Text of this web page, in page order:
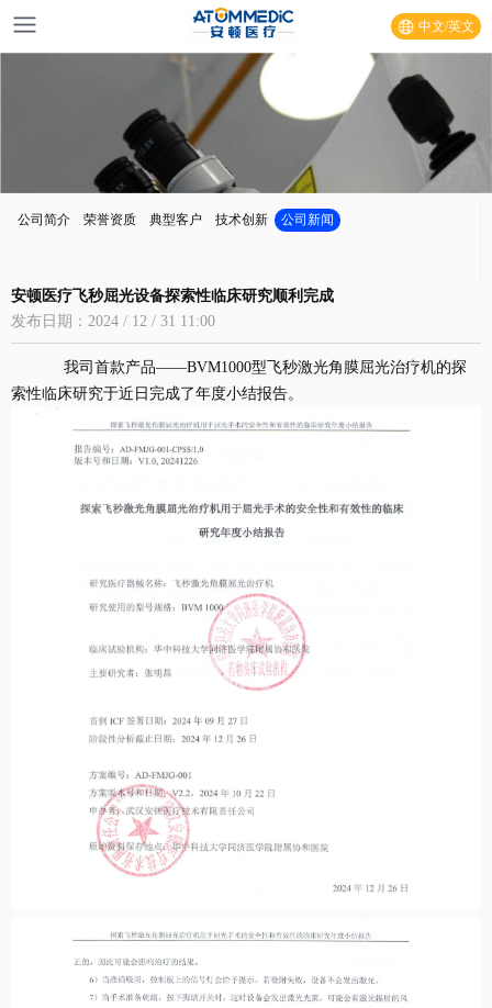
中文/英文
公司简介 荣誉资质 典型客户 技术创新 公司新闻
安顿医疗飞秒屈光设备探索性临床研究顺利完成
发布日期：2024 / 12 / 31 11:00
我司首款产品——BVM1000型飞秒激光角膜屈光治疗机的探
索性临床研究于近日完成了年度小结报告。